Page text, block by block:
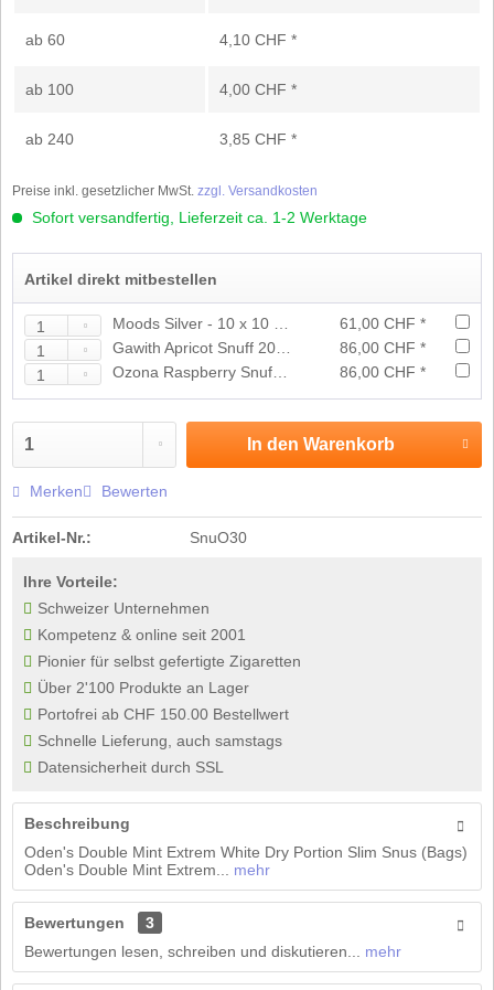
ab 60 4,10 CHF *
ab 100 4,00 CHF *
ab 240 3,85 CHF *
Preise inkl. gesetzlicher MwSt. zzgl. Versandkosten
Sofort versandfertig, Lieferzeit ca. 1-2 Werktage
Artikel direkt mitbestellen
61,00 CHF *
86,00 CHF *
86,00 CHF *
In den Warenkorb
Merken Bewerten
Artikel-Nr.: SnuO30
Ihre Vorteile:
Schweizer Unternehmen
Kompetenz & online seit 2001
Pionier für selbst gefertigte Zigaretten
Über 2'100 Produkte an Lager
Portofrei ab CHF 150.00 Bestellwert
Schnelle Lieferung, auch samstags
Datensicherheit durch SSL
Beschreibung
Oden's Double Mint Extrem White Dry Portion Slim Snus (Bags)
Oden's Double Mint Extrem...
mehr
Bewertungen
3
Bewertungen lesen, schreiben und diskutieren...
mehr